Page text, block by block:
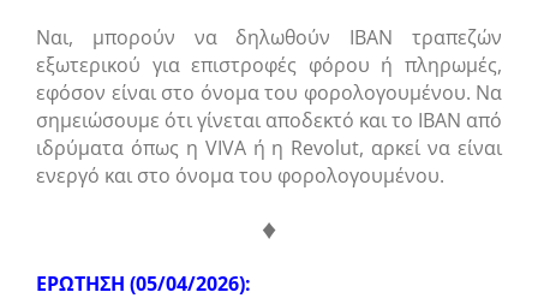
Ναι, μπορούν να δηλωθούν IBAN τραπεζών
εξωτερικού για επιστροφές φόρου ή πληρωμές,
εφόσον είναι στο όνομα του φορολογουμένου. Να
σημειώσουμε ότι γίνεται αποδεκτό και το ΙΒΑΝ από
ιδρύματα όπως η VIVA ή η Revolut, αρκεί να είναι
ενεργό και στο όνομα του φορολογουμένου.
♦
ΕΡΩΤΗΣΗ (05/04/2026):